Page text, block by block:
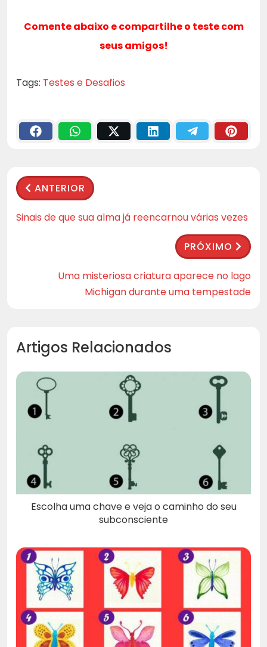
Comente abaixo e compartilhe o teste com
seus amigos!
Tags: Testes e Desafios
ANTERIOR
Sinais de que sua alma já reencarnou várias vezes
PRÓXIMO
Uma misteriosa criatura aparece no lago
Michigan durante uma tempestade
Artigos Relacionados
Escolha uma chave e veja o caminho do seu
subconsciente